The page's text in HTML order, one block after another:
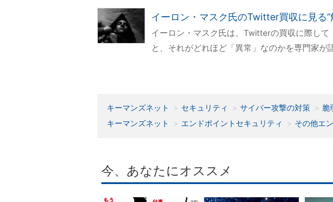
イーロン・マスク氏のTwitter買収に見る
イーロン・マスク氏は、Twitterの買収に際し
と、それがどれほど「異常」なのかを専門家が
キーマンズネット セキュリティ サイバー攻撃の対策 脆
キーマンズネット
エンドポイントセキュリティ その他エ